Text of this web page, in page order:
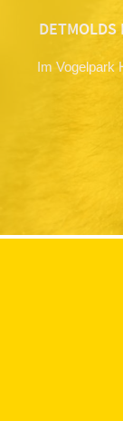
DETMOLDS
Im Vogelpark